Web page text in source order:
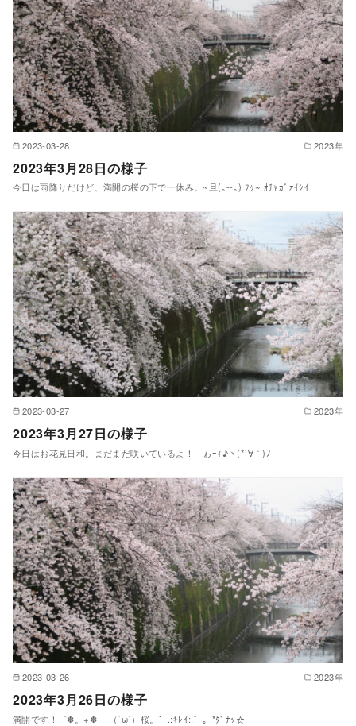
2023-03-28 2023年
2023年3月28日の様子
今日は雨降りだけど、満開の桜の下で一休み。~旦(｡--｡) ﾌｩ~ ｵﾁｬｶﾞｵｲｼｲ
2023-03-27 2023年
2023年3月27日の様子
今日はお花見日和。まだまだ咲いているよ！ ゎｰｨ♪ヽ(*´∀｀)ﾉ
2023-03-26 2023年
2023年3月26日の様子
満開です！゜✽。+✽ （´ω`）桜。゜.:ｷﾚｲ:.゜。*ﾀﾞﾅｯ☆